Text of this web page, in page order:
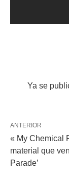
Ya se
ANTERIOR
« My Chemical
material que
Parade’